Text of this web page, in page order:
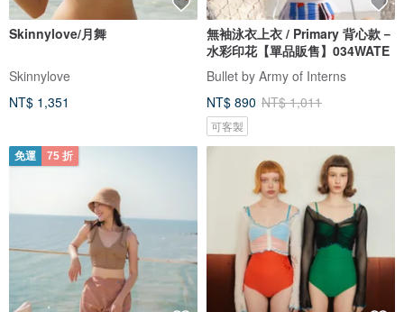
Skinnylove/月舞
Skinnylove
NT$ 1,351
無袖泳衣上衣 / Primary 背心款－
水彩印花【單品販售】034WATE
Bullet by Army of Interns
NT$ 890 NT$ 1,011
可客製
免運 75 折